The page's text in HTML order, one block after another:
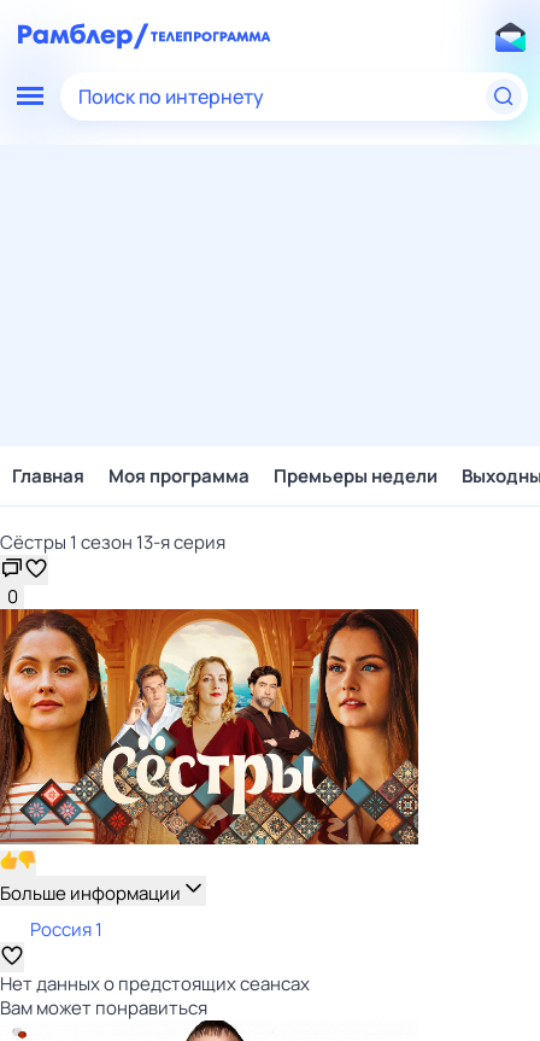
Поиск по интернету
Главная Моя программа Премьеры недели
Сёстры 1 сезон 13-я серия
0
Больше информации
Россия 1
Нет данных о предстоящих сеансах
Вам может понравиться